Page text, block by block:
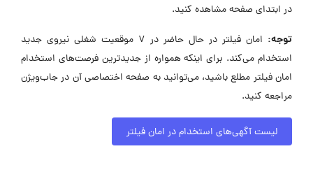
در ابتدای صفحه مشاهده کنید.
توجه:
امان فیلتر در حال حاضر در ۷ موقعیت شغلی نیروی جدید
استخدام می‌کند. برای اینکه همواره از جدیدترین فرصت‌های استخدام
امان فیلتر مطلع باشید، می‌توانید به صفحه اختصاصی آن در جاب‌ویژن
مراجعه کنید.
لیست آگهی‌های استخدام در امان فیلتر